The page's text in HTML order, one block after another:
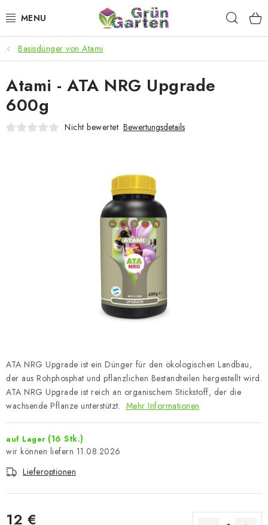
Inhalt
ANGEBOTE
LED PFLANZENLAMPEN
ANBAUBEDARF FÜR DEN HEIMANBAU
Kaufberatung
Datenschutzerklärung Impressum
Basisdünger von Atami
ATA NRG Upgrade ist ein Dünger für den ökologischen Landbau,
der aus Rohphosphat und pflanzlichen Bestandteilen hergestellt wird.
ATA NRG Upgrade ist reich an organischem Stickstoff, der die
wachsende Pflanze unterstützt. Mehr Informationen
auf Lager (16 Stk.)
11.08.2026
Lieferoptionen
12 €
Atami - ATA NRG Upgrade
600g
Nicht bewertet Bewertungsdetails